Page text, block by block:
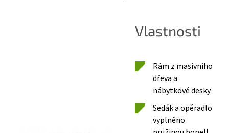
Vlastnosti
Rám z masivního
dřeva a
nábytkové desky
Sedák a opěradlo
vyplněno